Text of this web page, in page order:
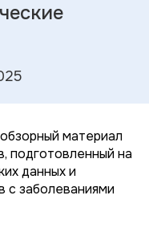
материал
подготовленный на
данных и
с заболеваниями